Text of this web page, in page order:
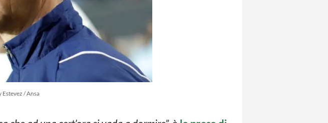
/ Ansa